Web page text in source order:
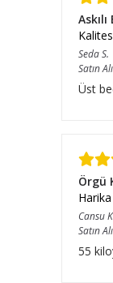
SedaS.
Satın
Üst
Örgü
Harika
Cansu
Satın
55